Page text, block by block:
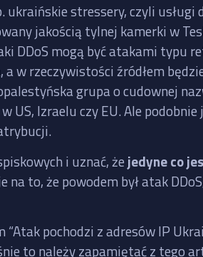
stressery, czyli
jakością tylnej kamerki w
DDoS mogą być atakami typu
w rzeczywistości źródłem
grupa o cudownej
US, Izraelu czy EU. Ale
i uznać, że jedyne co
na to, że powodem był atak
pochodzi z adresów IP
to należy zapamiętać z tego